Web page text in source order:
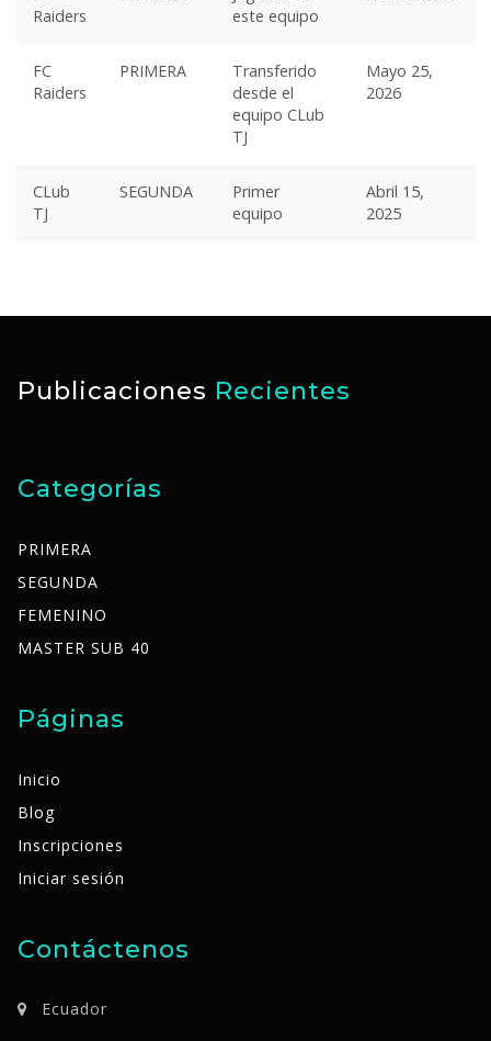
Raiders
este equipo
FC
Raiders
PRIMERA
Transferido
desde el
equipo CLub
TJ
Mayo 25,
2026
CLub
TJ
SEGUNDA
Primer
equipo
Abril 15,
2025
Publicaciones Recientes
Categorías
PRIMERA
SEGUNDA
FEMENINO
MASTER SUB 40
Páginas
Inicio
Blog
Inscripciones
Iniciar sesión
Contáctenos
Ecuador